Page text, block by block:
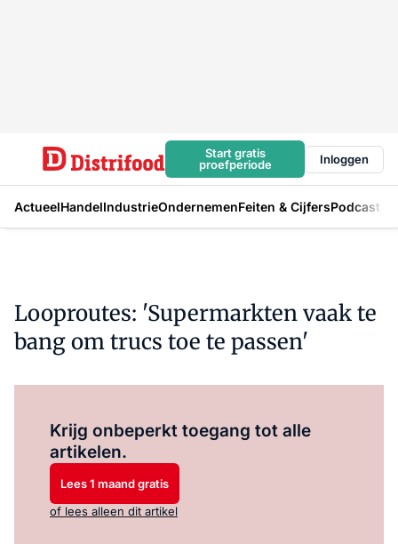
Start gratis
proefperiode
Inloggen
ActueelHandelIndustrieOndernemenFeiten & CijfersPodcast
Looproutes: 'Supermarkten vaak te
bang om trucs toe te passen'
Krijg onbeperkt toegang tot alle
artikelen.
Lees 1 maand gratis
of lees alleen dit artikel